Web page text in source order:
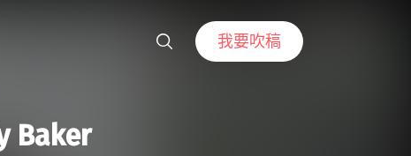
我要吹稿
Baker